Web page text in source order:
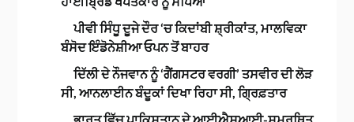
ਪੀਵੀ ਸਿੰਧੂ ਦੂਜੇ ਦੌਰ ‘ਚ ਕਿਦਾਂਬੀ ਸ਼੍ਰੀਕਾਂਤ, ਮਾਲਵਿਕਾ
ਬੰਸੋਦ ਇੰਡੋਨੇਸ਼ੀਆ ਓਪਨ ਤੋਂ ਬਾਹਰ
ਦਿੱਲੀ ਦੇ ਨੌਜਵਾਨ ਨੂੰ ‘ਗੈਂਗਸਟਰ ਵਰਗੀ’ ਤਸਵੀਰ ਦੀ ਲੋੜ
ਸੀ, ਆਨਲਾਈਨ ਬੰਦੂਕਾਂ ਦਿਖਾ ਰਿਹਾ ਸੀ, ਗ੍ਰਿਫ਼ਤਾਰ